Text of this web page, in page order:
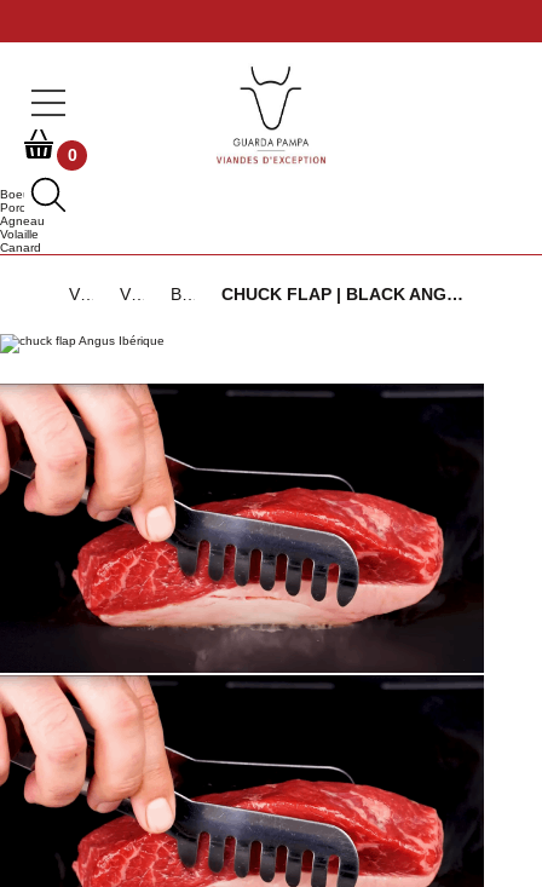
0
Boeuf
Porc
Agneau
Volaille
Canard
CHUCK FLAP | BLACK ANGUS